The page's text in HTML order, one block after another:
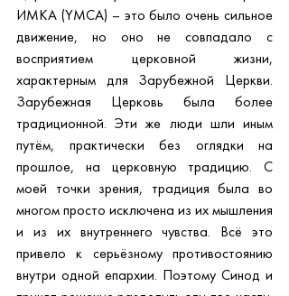
ИМКА (YMCA) – это было очень сильное
движение, но оно не совпадало с
восприятием церковной жизни,
характерным для Зарубежной Церкви.
Зарубежная Церковь была более
традиционной. Эти же люди шли иным
путём, практически без оглядки на
прошлое, на церковную традицию. С
моей точки зрения, традиция была во
многом просто исключена из их мышления
и из их внутреннего чувства. Всё это
привело к серьёзному противостоянию
внутри одной епархии. Поэтому Синод и